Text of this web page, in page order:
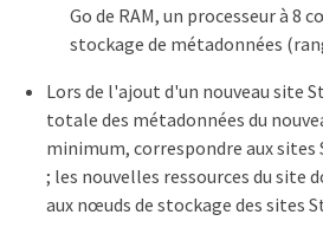
Go de RAM, un processeur à 8
stockage de métadonnées
Lors de l'ajout d'un nouveau site
totale des métadonnées du
minimum, correspondre aux sites
; les nouvelles ressources du site
aux nœuds de stockage des sites